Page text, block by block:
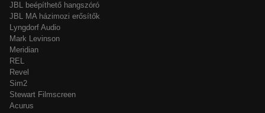
JBL beépíthető hangszóró
JBL MA házimozi erősítők
Lyngdorf Audio
Mark Levinson
Meridian
REL
Revel
Sim2
Stewart Filmscreen
Acurus